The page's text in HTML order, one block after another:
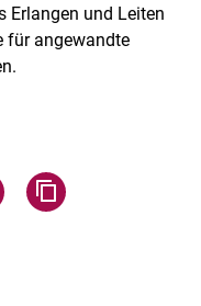
Erlangen und Leiten
für angewandte
teilen
WhatsApp teilen
Seite über Facebook